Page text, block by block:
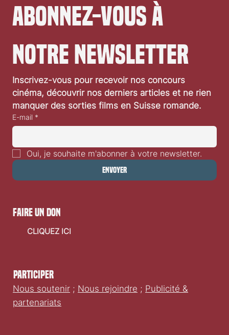
Abonnez-vous à
notre newsletter
Inscrivez-vous pour recevoir nos concours
cinéma, découvrir nos derniers articles et ne rien
manquer des sorties films en Suisse romande.
E-mail *
Oui, je souhaite m'abonner à votre newsletter.
Envoyer
Participer
Nous soutenir ; Nous rejoindre ; Publicité &
partenariats
faire un don
CLIQUEZ ICI